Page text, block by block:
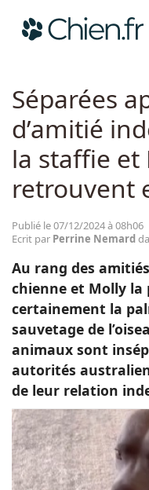
CHIEN.FR ACTUALITÉS
Séparées
d’amitié
la staffie et
retrouvent
Publié le 07/12/2024 à 08h06
Ecrit par Perrine Nemard
Au rang des
chienne et Molly
certainement la
sauvetage de
animaux sont
autorités
de leur relation